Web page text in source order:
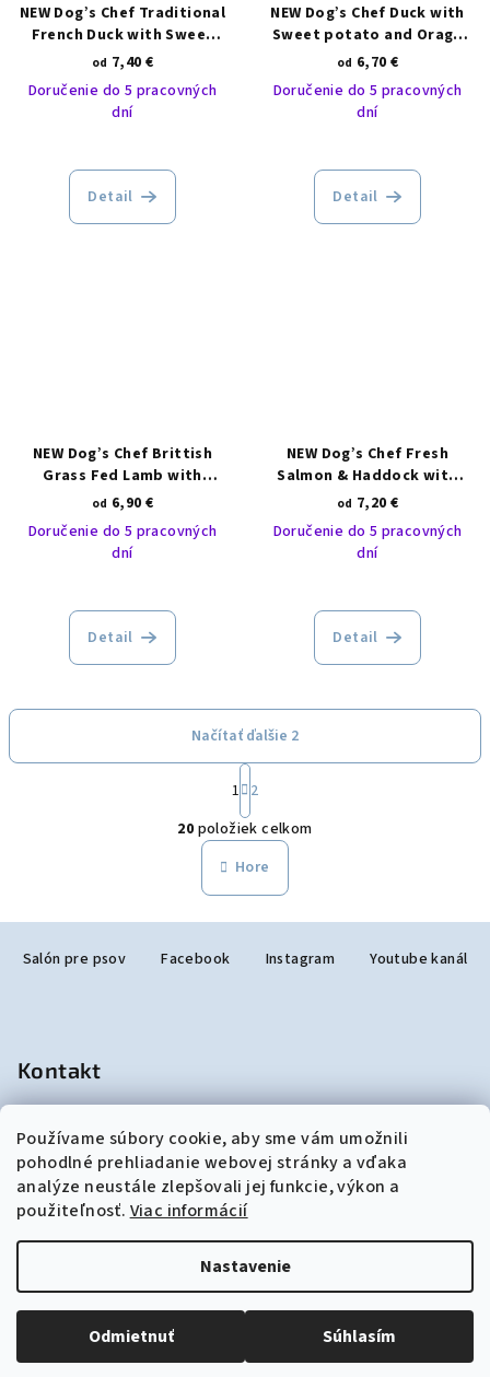
Používame súbory cookie, aby sme vám umožnili
pohodlné prehliadanie webovej stránky a vďaka
analýze neustále zlepšovali jej funkcie, výkon a
použiteľnosť. Viac informácií
Nastavenie
Odmietnuť Súhlasím
NEW Dog’s Chef Traditional
French Duck with Sweet
potato and Orange SMALL
od 7,40 €
Doručenie do 5 pracovných
dní
Detail
NEW Dog’s Chef Duck with
Sweet potato and Orage
ADULT
od 6,70 €
Doručenie do 5 pracovných
dní
Detail
NEW Dog’s Chef Brittish
Grass Fed Lamb with
Pomegranate and Broccoli
ACTIVE
od 6,90 €
Doručenie do 5 pracovných
dní
Detail
NEW Dog’s Chef Fresh
Salmon & Haddock with
Sweet potato and
Asparagus PUPPY
od 7,20 €
Doručenie do 5 pracovných
dní
Detail
O
v
l
á
v
y
v
ý
p
i
s
u
Načítať ďalšie 2
S
t
r
á
n
k
o
v
1 2
20 položiek celkom
Hore
e
Salón pre psov Facebook Instagram Youtube kanál
Kontakt
+421948190299
Upraviť nastavenie cookies
Vytvoril Shoptet